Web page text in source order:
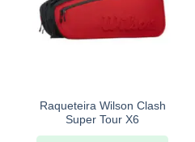
Raqueteira Wilson Clash
Super Tour X6